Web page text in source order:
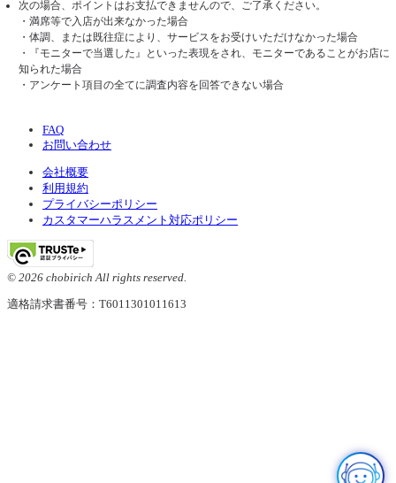
次の場合、ポイントはお支払できませんので、ご了承ください。
・満席等で入店が出来なかった場合
・体調、または既往症により、サービスをお受けいただけなかった場合
・『モニターで当選した』といった表現をされ、モニターであることがお店に
知られた場合
・アンケート項目の全てに調査内容を回答できない場合
FAQ
お問い合わせ
会社概要
利用規約
プライバシーポリシー
カスタマーハラスメント対応ポリシー
© 2026 chobirich All rights reserved.
適格請求書番号：T6011301011613